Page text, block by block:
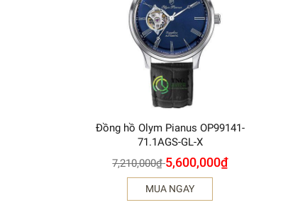
Đồng hồ Olym Pianus OP99141-
71.1AGS-GL-X
7,210,000₫ 5,600,000₫
MUA NGAY